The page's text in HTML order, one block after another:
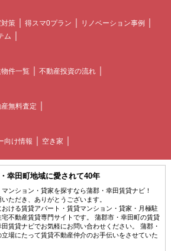
対策 得スマ0プラン
リノベーション事例
ム
件一覧 不動産投資の流れ
無料査定
向け情報 空き家
幸田町地域に愛されて40年
ンション・貸家を探すなら蒲郡・幸田賃貸ナビ！
ただき、ありがとうございます。
ける賃貸アパート・賃貸マンション・貸家・月極駐
不動産賃貸専門サイトです。 蒲郡市・幸田町の賃貸
賃貸ナビでお気軽にお問い合わせください。 蒲郡・
場にたって賃貸不動産仲介のお手伝いをさせていた